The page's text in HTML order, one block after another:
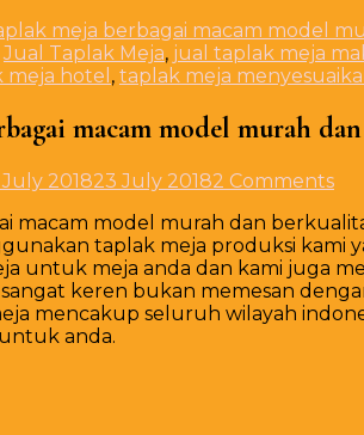
meja berbagai macam model
Jual Taplak Meja, jual taplak meja
meja hotel , taplak meja
macam model murah
201823 July 20182 Commentson
macam model murah dan
taplak meja produksi kami
untuk meja anda dan kami juga
keren bukan memesan
mencakup seluruh wilayah
anda.